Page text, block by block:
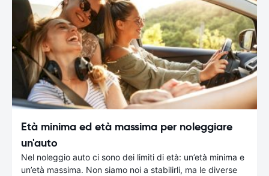
Età minima ed età massima per noleggiare
un'auto
Nel noleggio auto ci sono dei limiti di età: un’età minima e
un’età massima. Non siamo noi a stabilirli, ma le diverse